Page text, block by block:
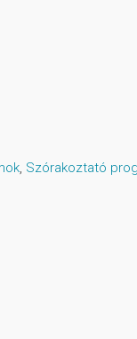
, Szórakoztató